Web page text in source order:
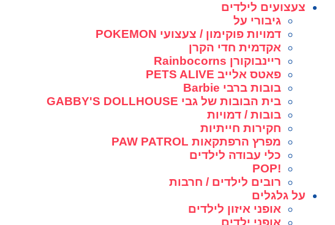
צעצועים לילדים
גיבורי על
דמויות פוקימון / צעצועי POKEMON
אקדמית חדי הקרן
ריינבוקורן Rainbocorns
פאטס אלייב PETS ALIVE
בובות ברבי Barbie
בית הבובות של גבי GABBY'S DOLLHOUSE
בובות / דמויות
חקירות חייתיות
מפרץ הרפתקאות PAW PATROL
כלי עבודה לילדים
!POP
רובים לילדים / חרבות
על גלגלים
אופני איזון לילדים
אופני ילדים